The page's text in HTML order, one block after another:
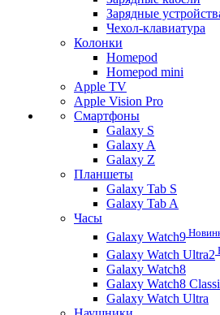
Зарядные
Чехол-клавиатура
Колонки
Homepod
Homepod mini
Apple TV
Apple Vision Pro
Смартфоны
Galaxy S
Galaxy A
Galaxy Z
Планшеты
Galaxy Tab S
Galaxy Tab A
Часы
Galaxy Watch9
Galaxy Watch Ultra2
Galaxy Watch8
Galaxy Watch8
Galaxy Watch Ultra